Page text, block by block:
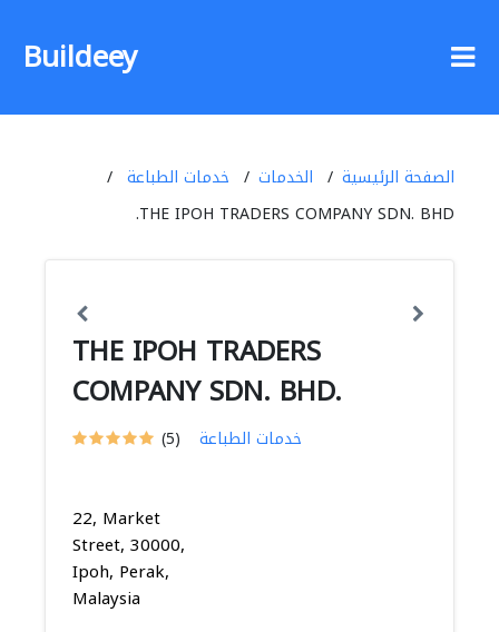
Buildeey
الصفحة الرئيسية الخدمات
خدمات الطباعة
THE IPOH TRADERS COMPANY SDN. BHD.
THE IPOH TRADERS
COMPANY SDN. BHD.
(5) خدمات الطباعة
22, Market
Street, 30000,
Ipoh, Perak,
Malaysia